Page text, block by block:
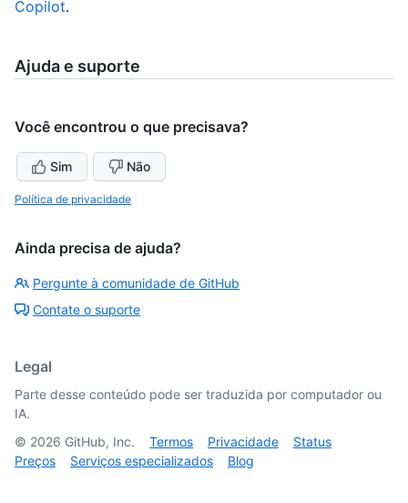
Copilot.
Ajuda e suporte
Você encontrou o que precisava?
Sim Não
Política de privacidade
Ainda precisa de ajuda?
Pergunte à comunidade de GitHub
Contate o suporte
Legal
Parte desse conteúdo pode ser traduzida por computador ou
IA.
© 2026 GitHub, Inc. Termos Privacidade
Status
Preços
Serviços especializados Blog